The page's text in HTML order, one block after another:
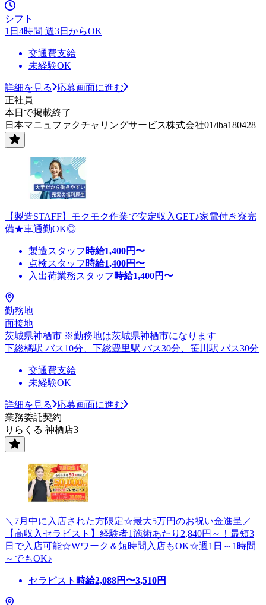
シフト
1日4時間 週3日からOK
交通費支給
未経験OK
詳細を見る
応募画面に進む
正社員
本日で掲載終了
日本マニュファクチャリングサービス株式会社01/iba180428
【製造STAFF】モクモク作業で安定収入GET♪家電付き寮完
備★車通勤OK◎
製造スタッフ 時給1,400円〜
点検スタッフ 時給1,400円〜
入出荷業務スタッフ 時給1,400円〜
勤務地
面接地
茨城県神栖市 ※勤務地は茨城県神栖市になります
下総橘駅 バス10分、下総豊里駅 バス30分、笹川駅 バス30分
交通費支給
未経験OK
詳細を見る
応募画面に進む
業務委託契約
りらくる 神栖店3
＼7月中に入店された方限定☆最大5万円のお祝い金進呈／
【高収入セラピスト】経験者1施術あたり2,840円～！最短3
日で入店可能☆Wワーク＆短時間入店もOK☆週1日～1時間
～でもOK♪
セラピスト 時給2,088円〜3,510円